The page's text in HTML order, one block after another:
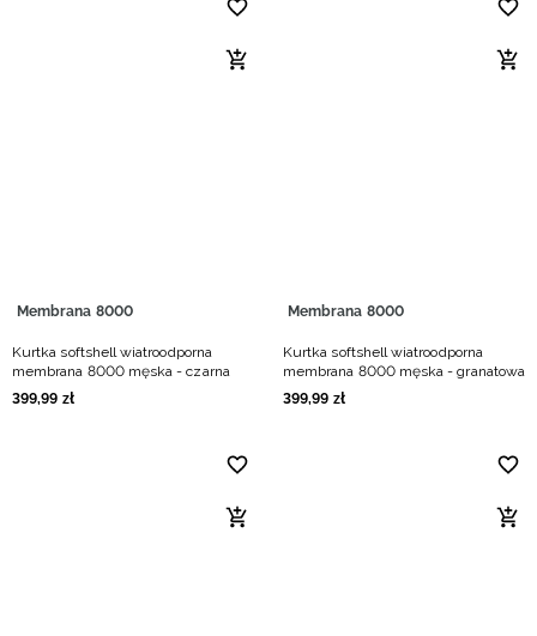
Membrana 8000
Kurtka softshell wiatroodporna
membrana 8000 męska - czarna
399,99 zł
Membrana 8000
Kurtka softshell wiatroodporna
membrana 8000 męska - granatowa
399,99 zł